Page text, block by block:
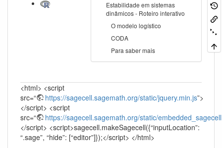
Estabilidade em sistemas
dinâmicos - Roteiro interativo
O modelo logístico
CODA
Para saber mais
<html> <script
src=“
https://sagecell.sagemath.org/static/jquery.min.js”>
</script> <script
src=“
https://sagecell.sagemath.org/static/
</script> <script>sagecell.makeSagecell({“inputLocation”:
“.sage”, “hide”: [“editor”]});</script> </html>